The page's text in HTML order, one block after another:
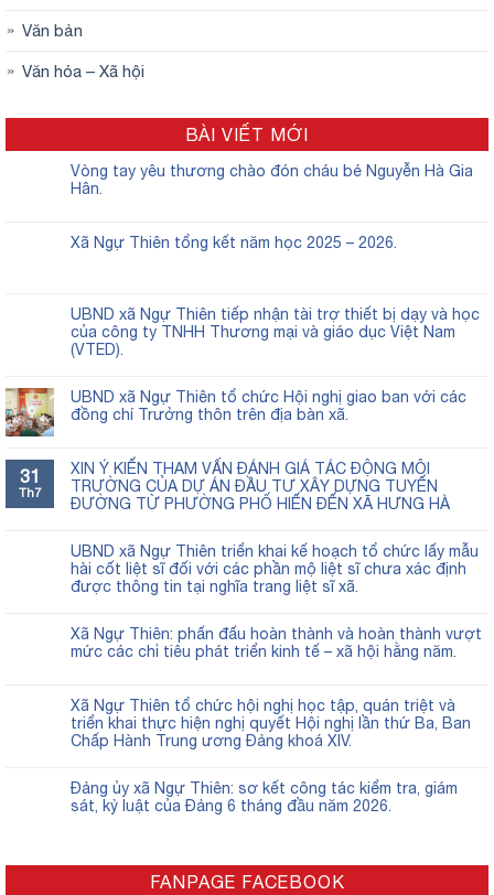
Văn bản
Văn hóa – Xã hội
BÀI VIẾT MỚI
Vòng tay yêu thương chào đón cháu bé Nguyễn Hà Gia
Hân.
Xã Ngự Thiên tổng kết năm học 2025 – 2026.
UBND xã Ngự Thiên tiếp nhận tài trợ thiết bị dạy và học
của công ty TNHH Thương mại và giáo dục Việt Nam
(VTED).
UBND xã Ngự Thiên tổ chức Hội nghị giao ban với các
đồng chí Trưởng thôn trên địa bàn xã.
31
Th7
XIN Ý KIẾN THAM VẤN ĐÁNH GIÁ TÁC ĐỘNG MÔI
TRƯỜNG CỦA DỰ ÁN ĐẦU TƯ XÂY DỰNG TUYẾN
ĐƯỜNG TỪ PHƯỜNG PHỐ HIẾN ĐẾN XÃ HƯNG HÀ
UBND xã Ngự Thiên triển khai kế hoạch tổ chức lấy mẫu
hài cốt liệt sĩ đối với các phần mộ liệt sĩ chưa xác định
được thông tin tại nghĩa trang liệt sĩ xã.
Xã Ngự Thiên: phấn đấu hoàn thành và hoàn thành vượt
mức các chỉ tiêu phát triển kinh tế – xã hội hằng năm.
Xã Ngự Thiên tổ chức hội nghị học tập, quán triệt và
triển khai thực hiện nghị quyết Hội nghị lần thứ Ba, Ban
Chấp Hành Trung ương Đảng khoá XIV.
Đảng ủy xã Ngự Thiên: sơ kết công tác kiểm tra, giám
sát, kỷ luật của Đảng 6 tháng đầu năm 2026.
FANPAGE FACEBOOK